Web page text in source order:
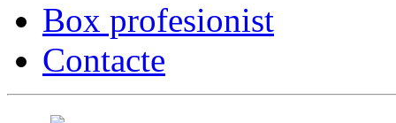
Box profesionist
Contacte